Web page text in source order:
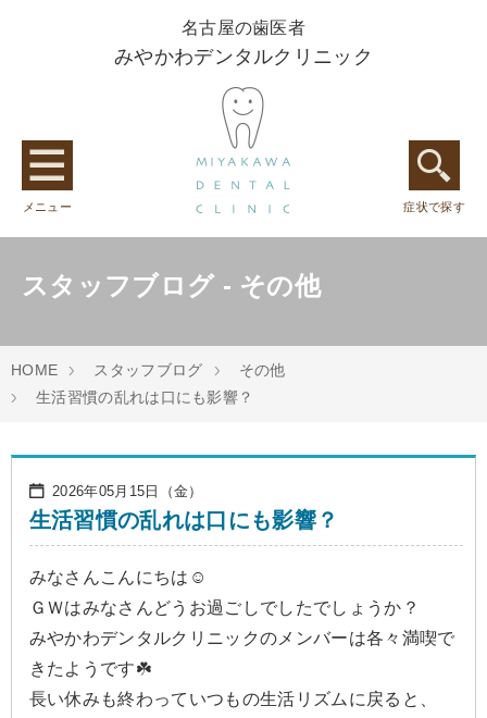
名古屋の歯医者
みやかわデンタルクリニック
メニュー 症状で探す
スタッフブログ - その他
HOME スタッフブログ
その他
生活習慣の乱れは口にも影響？
2026年05月15日（金）
生活習慣の乱れは口にも影響？
みなさんこんにちは☺️
ＧＷはみなさんどうお過ごしでしたでしょうか？
みやかわデンタルクリニックのメンバーは各々満喫で
きたようです☘️
長い休みも終わっていつもの生活リズムに戻ると、